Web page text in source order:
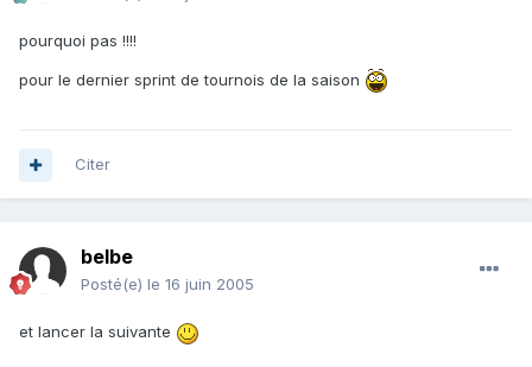
pourquoi pas !!!!
pour le dernier sprint de tournois de la saison
Citer
belbe
Posté(e) le 16 juin 2005
et lancer la suivante